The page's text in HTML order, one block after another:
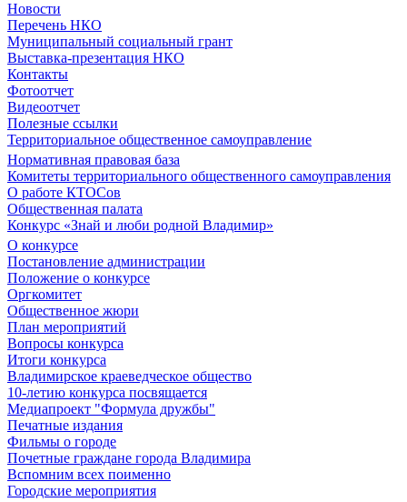
Новости
Перечень НКО
Муниципальный социальный грант
Выставка-презентация НКО
Контакты
Фотоотчет
Видеоотчет
Полезные ссылки
Территориальное общественное самоуправление
Нормативная правовая база
Комитеты территориального общественного самоуправления
О работе КТОСов
Общественная палата
Конкурс «Знай и люби родной Владимир»
О конкурсе
Постановление администрации
Положение о конкурсе
Оргкомитет
Общественное жюри
План мероприятий
Вопросы конкурса
Итоги конкурса
Владимирское краеведческое общество
10-летию конкурса посвящается
Медиапроект "Формула дружбы"
Печатные издания
Фильмы о городе
Почетные граждане города Владимира
Вспомним всех поименно
Городские мероприятия